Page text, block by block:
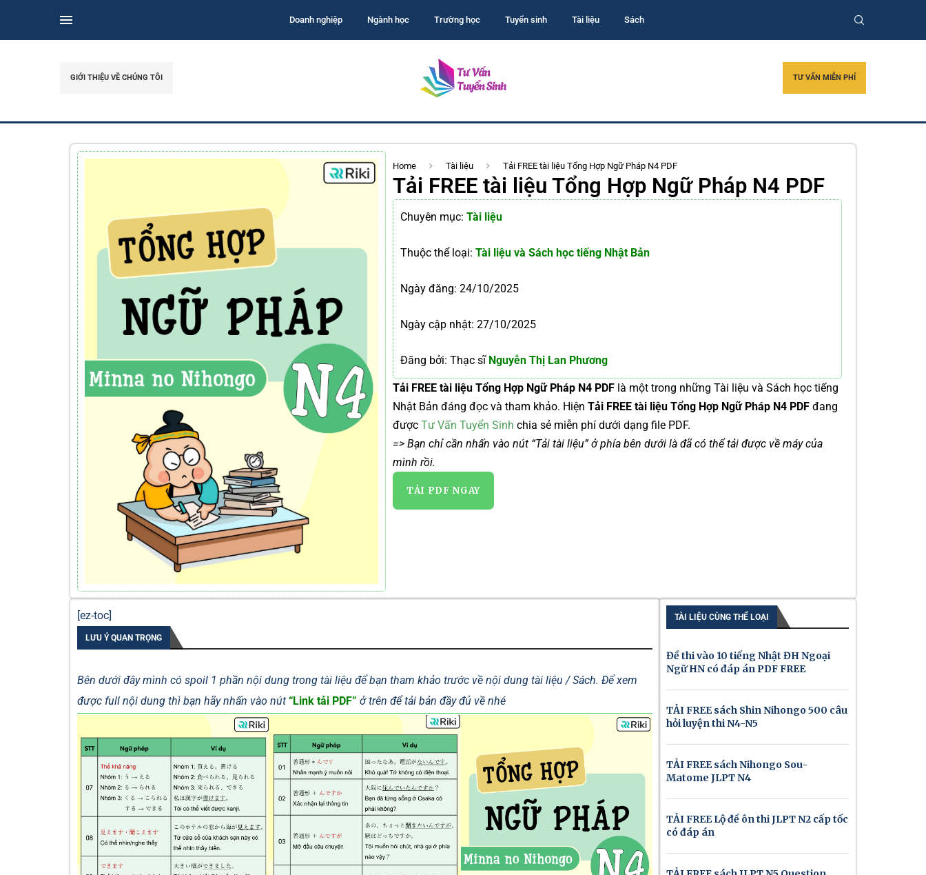
Doanh nghiệp Ngành học Trường học Tuyển sinh Tài liệu Sách
GIỚI THIỆU VỀ CHÚNG TÔI TƯ VẤN MIỄN PHÍ
Home Tài liệu Tải FREE tài liệu Tổng Hợp Ngữ Pháp N4 PDF
Tải FREE tài liệu Tổng Hợp Ngữ Pháp N4 PDF
Chuyên mục: Tài liệu
Thuộc thể loại: Tài liệu và Sách học tiếng Nhật Bản
Ngày đăng: 24/10/2025
Ngày cập nhật: 27/10/2025
Đăng bởi: Thạc sĩNguyễn Thị Lan Phương
Tải FREE tài liệu Tổng Hợp Ngữ Pháp N4 PDF là một trong những Tài liệu và Sách học tiếng
Nhật Bản đáng đọc và tham khảo. Hiện Tải FREE tài liệu Tổng Hợp Ngữ Pháp N4 PDF đang
được Tư Vấn Tuyển Sinh chia sẻ miễn phí dưới dạng file PDF.
=> Bạn chỉ cần nhấn vào nút “Tải tài liệu” ở phía bên dưới là đã có thể tải được về máy của
mình rồi.
TẢI PDF NGAY
[ez-toc]
LƯU Ý QUAN TRỌNG
Bên dưới đây mình có spoil 1 phần nội dung trong tài liệu để bạn tham khảo trước về nội dung tài liệu / Sách. Để xem
được full nội dung thì bạn hãy nhấn vào nút “Link tải PDF” ở trên để tải bản đầy đủ về nhé
TÀI LIỆU CÙNG THỂ LOẠI
Đề thi vào 10 tiếng Nhật ĐH Ngoại
Ngữ HN có đáp án PDF FREE
TẢI FREE sách Shin Nihongo 500 câu
hỏi luyện thi N4-N5
TẢI FREE sách Nihongo Sou-
Matome JLPT N4
TẢI FREE Lộ đề ôn thi JLPT N2 cấp tốc
có đáp án